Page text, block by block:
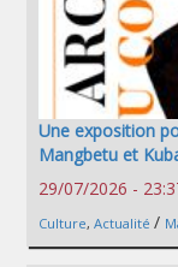
Une exposition
Mangbetu et
29/07/2026 -
Culture, Actualité /